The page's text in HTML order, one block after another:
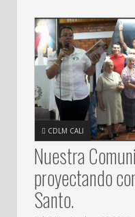
CDLM CALI
Nuestra
proyectando
Santo.